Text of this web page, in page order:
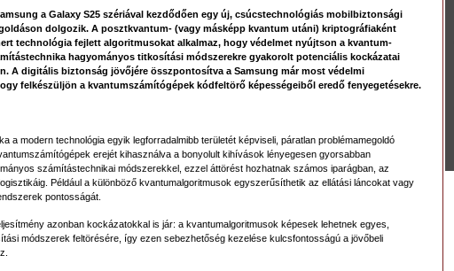
a Galaxy S25 szériával kezdődően egy új, csúcstechnológiás mobilbiztonsági
dolgozik. A posztkvantum- (vagy másképp kvantum utáni) kriptográfiaként
technológia fejlett algoritmusokat alkalmaz, hogy védelmet nyújtson a kvantum-
hagyományos titkosítási módszerekre gyakorolt potenciális kockázatai
A digitális biztonság jövőjére összpontosítva a Samsung már most védelmi
felkészüljön a kvantumszámítógépek kódfeltörő képességeiből eredő fenyegetésekre.
a modern technológia egyik legforradalmibb területét képviseli, páratlan problémamegoldó
erejét kihasználva a bonyolult kihívások lényegesen gyorsabban
számítástechnikai módszerekkel, ezzel áttörést hozhatnak számos iparágban, az
Például a különböző kvantumalgoritmusok egyszerűsíthetik az ellátási láncokat vagy
pontosságát.
azonban kockázatokkal is jár: a kvantumalgoritmusok képesek lehetnek egyes,
módszerek feltörésére, így ezen sebezhetőség kezelése kulcsfontosságú a jövőbeli